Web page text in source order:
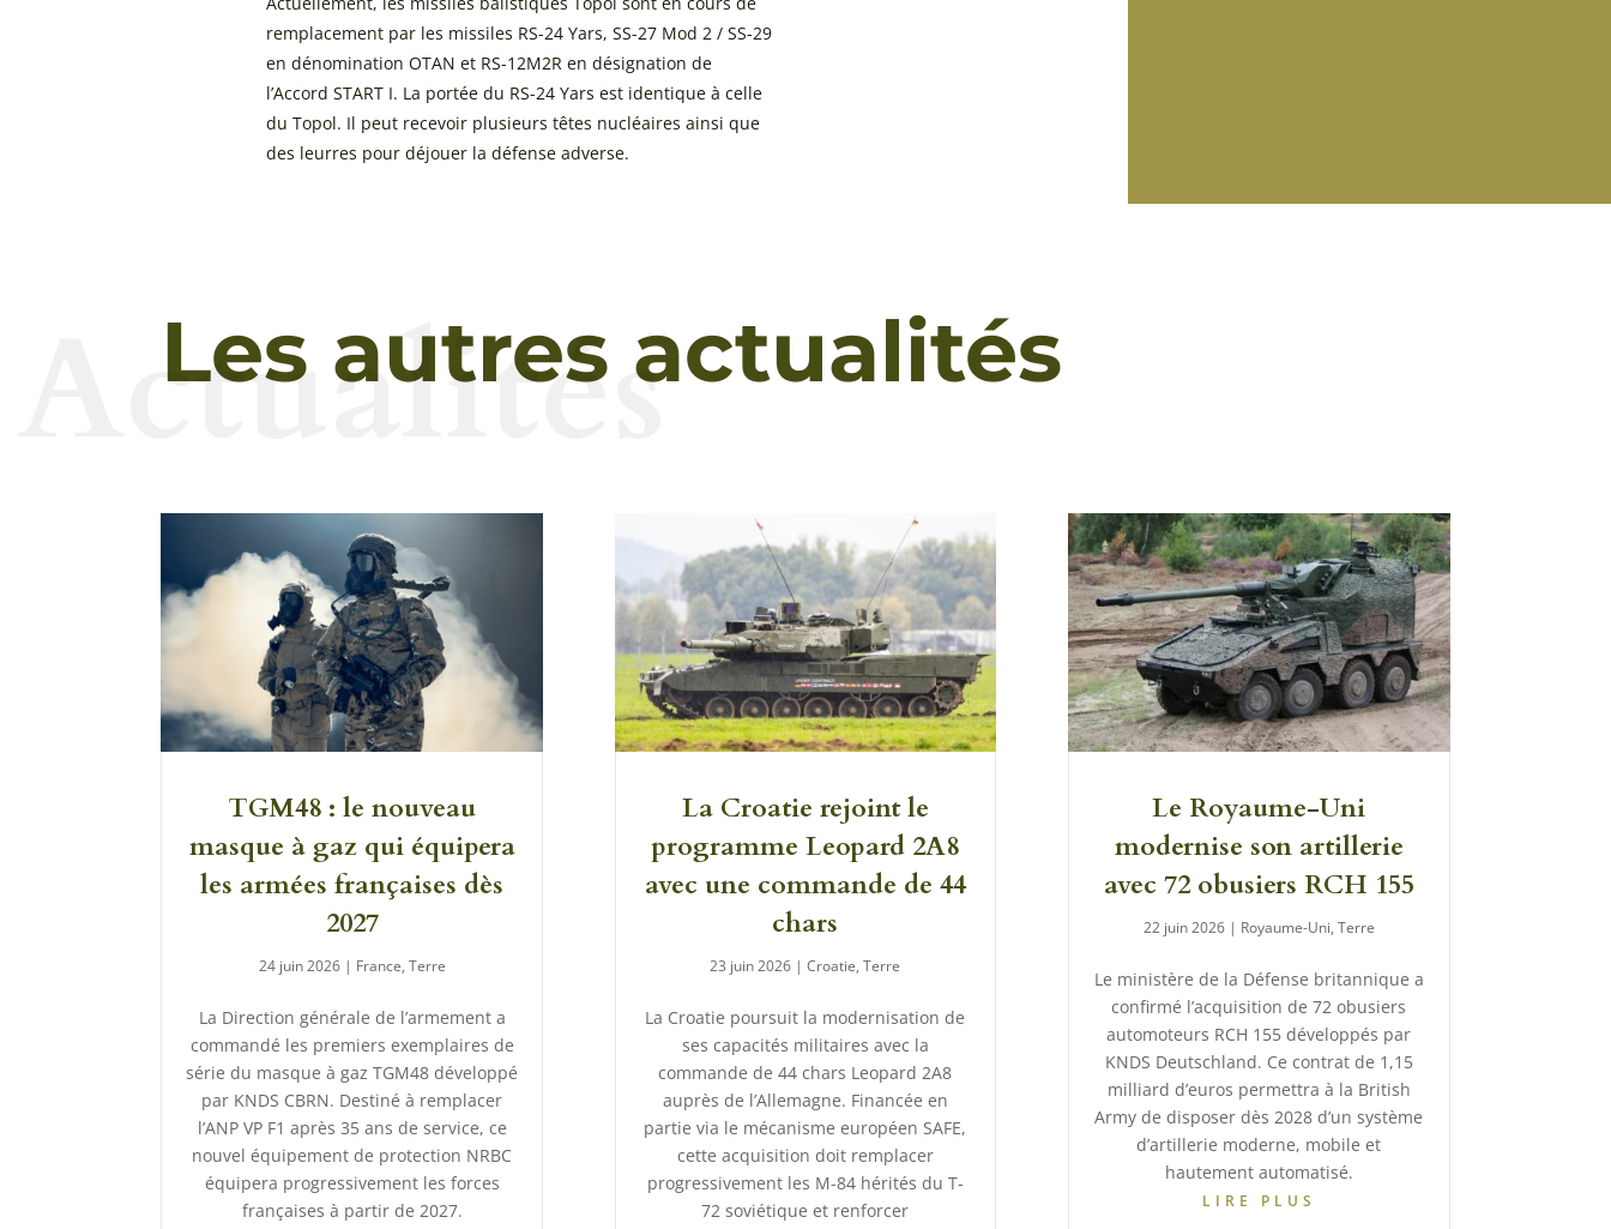
remplacement par les missiles RS-24 Yars, SS-27 Mod 2 / SS-29
en dénomination OTAN et RS-12M2R en désignation de
l’Accord START I. La portée du RS-24 Yars est identique à celle
du Topol. Il peut recevoir plusieurs têtes nucléaires ainsi que
des leurres pour déjouer la défense adverse.
Les autres actualités
Actualités
TGM48 : le nouveau
masque à gaz qui équipera
les armées françaises dès
2027
24 juin 2026| France, Terre
La Direction générale de l’armement a
commandé les premiers exemplaires de
série du masque à gaz TGM48 développé
par KNDS CBRN. Destiné à remplacer
l’ANP VP F1 après 35 ans de service, ce
nouvel équipement de protection NRBC
équipera progressivement les forces
françaises à partir de 2027.
La Croatie rejoint le
programme Leopard 2A8
avec une commande de 44
chars
23 juin 2026 |Croatie,Terre
La Croatie poursuit la modernisation de
ses capacités militaires avec la
commande de 44 chars Leopard 2A8
auprès de l’Allemagne. Financée en
partie via le mécanisme européen SAFE,
cette acquisition doit remplacer
progressivement les M-84 hérités du T-
72 soviétique et renforcer
Le Royaume-Uni
modernise son artillerie
avec 72 obusiers RCH 155
22 juin 2026| Royaume-Uni, Terre
Le ministère de la Défense britannique a
confirmé l’acquisition de 72 obusiers
automoteurs RCH 155 développés par
KNDS Deutschland. Ce contrat de 1,15
milliard d’euros permettra à la British
Army de disposer dès 2028 d’un système
d’artillerie moderne, mobile et
hautement automatisé.
LIRE PLUS